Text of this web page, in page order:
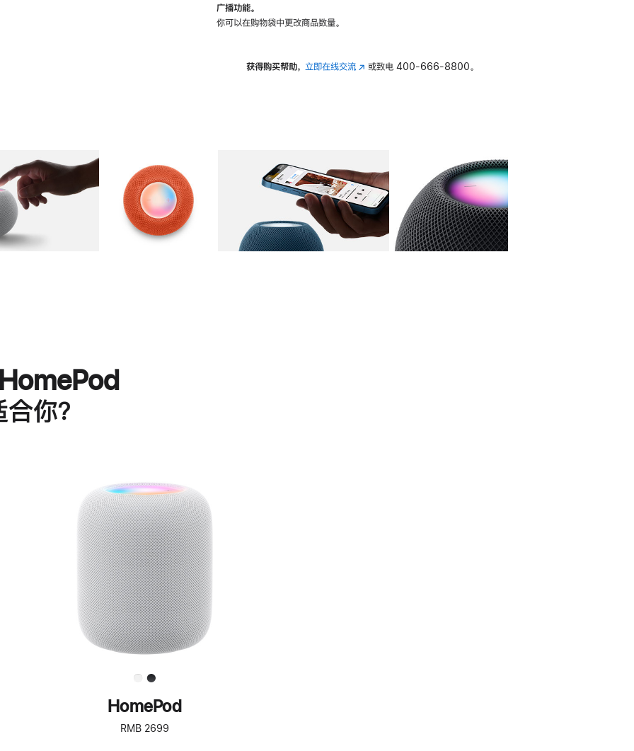
广播功能。
你可以在购物袋中更改商品数量。
获得购买帮助， 立即在线交流(在 或致电 400-666-8800。
图库 图像 图库 图像 图库 图像 4 图库 图像 5
你？
进
一
步
了
解
HomePod<
HomePod
RMB 2699